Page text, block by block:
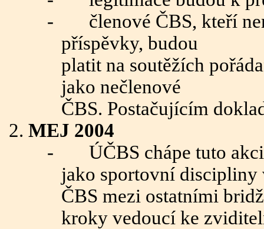
-
členové ČBS, kteří
příspěvky, budou
platit na soutěžích
jako nečlenové
ČBS. Postačujícím
MEJ 2004
-
ÚČBS chápe tuto
jako sportovní discipliny
ČBS mezi ostatními
kroky vedoucí ke